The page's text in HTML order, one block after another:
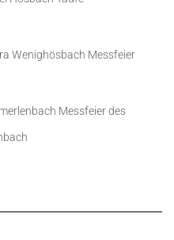
Wenighösbach Messfeier
Messfeier des